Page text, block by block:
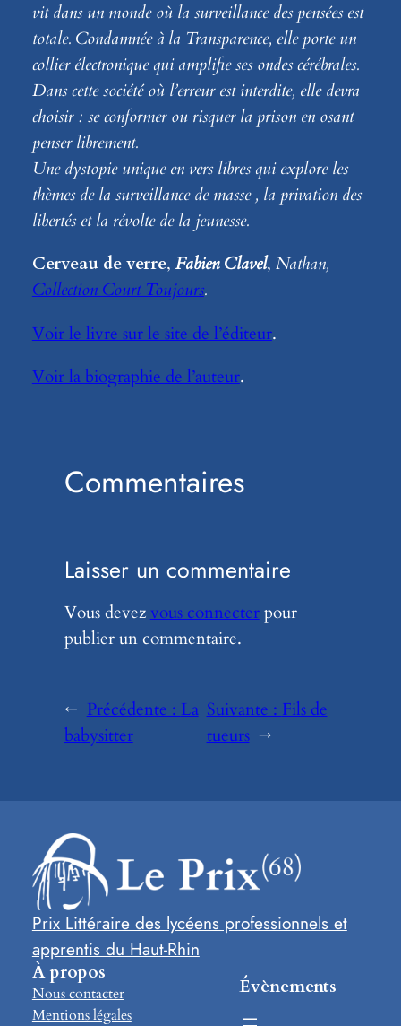
vit dans un monde où la surveillance des pensées est
totale. Condamnée à la Transparence, elle porte un
collier électronique qui amplifie ses ondes cérébrales.
Dans cette société où l’erreur est interdite, elle devra
choisir : se conformer ou risquer la prison en osant
penser librement.
Une dystopie unique en vers libres qui explore les
thèmes de la surveillance de masse , la privation des
libertés et la révolte de la jeunesse.
Cerveau de verre, Fabien Clavel, Nathan,
Collection Court Toujours.
Voir le livre sur le site de l’éditeur.
Voir la biographie de l’auteur.
Commentaires
Laisser un commentaire
Vous devezvous connecterpour
publier un commentaire.
← Précédente :La
babysitter
Suivante :Fils de
tueurs →
Prix Littéraire des lycéens professionnels et
apprentis du Haut-Rhin
À propos
Nous contacter
Mentions légales
Évènements